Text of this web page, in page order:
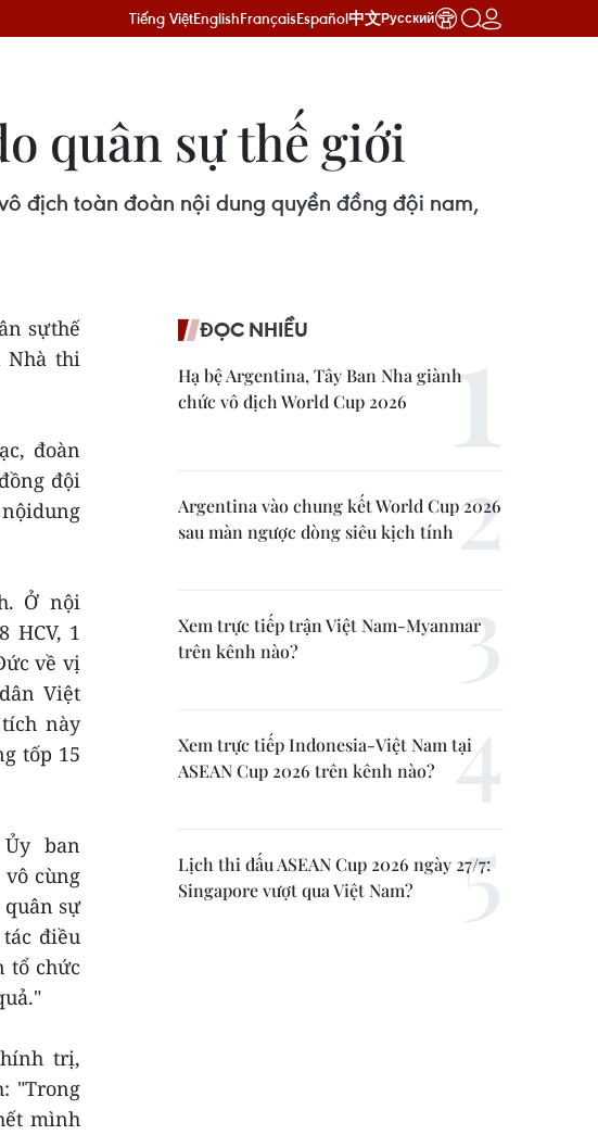
Tiếng ViệtEnglishFrançaisEspañol中文Русский
quân sự thế giới
địch toàn đoàn nội dung quyền đồng đội nam,
sựthế
Nhà thi
đoàn
đội
Ở nội
HCV, 1
về vị
Việt
này
tốp 15
ban
cùng
sự
điều
tổ chức
trị,
"Trong
mình
ĐỌC NHIỀU
Hạ bệ Argentina, Tây Ban Nha giành
chức vô địch World Cup 2026
Argentina vào chung kết World Cup 2026
sau màn ngược dòng siêu kịch tính
Xem trực tiếp trận Việt Nam-Myanmar
trên kênh nào?
Xem trực tiếp Indonesia-Việt Nam tại
ASEAN Cup 2026 trên kênh nào?
Lịch thi đấu ASEAN Cup 2026 ngày 27/7:
Singapore vượt qua Việt Nam?